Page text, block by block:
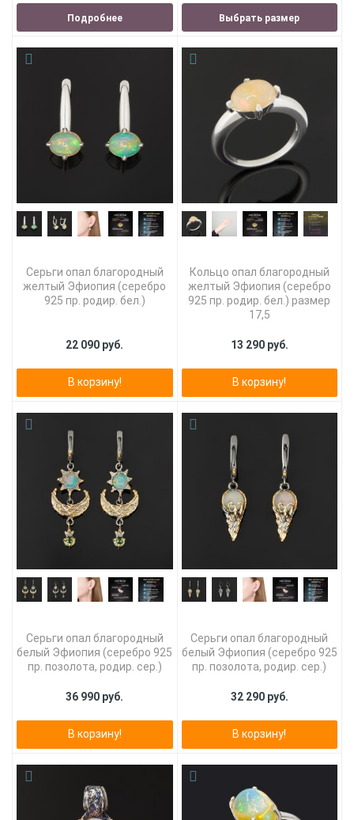
Подробнее Выбрать размер
Серьги опал благородный
желтый Эфиопия (серебро
925 пр. родир. бел.)
22 090 руб.
В корзину!
Кольцо опал благородный
желтый Эфиопия (серебро
925 пр. родир. бел.) размер
17,5
13 290 руб.
В корзину!
Серьги опал благородный
белый Эфиопия (серебро 925
пр. позолота, родир. сер.)
36 990 руб.
В корзину!
Серьги опал благородный
белый Эфиопия (серебро 925
пр. позолота, родир. сер.)
32 290 руб.
В корзину!